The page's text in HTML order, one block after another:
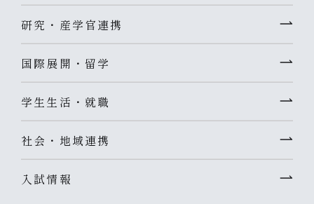
研究・産学官連携
国際展開・留学
学生生活・就職
社会・地域連携
入試情報